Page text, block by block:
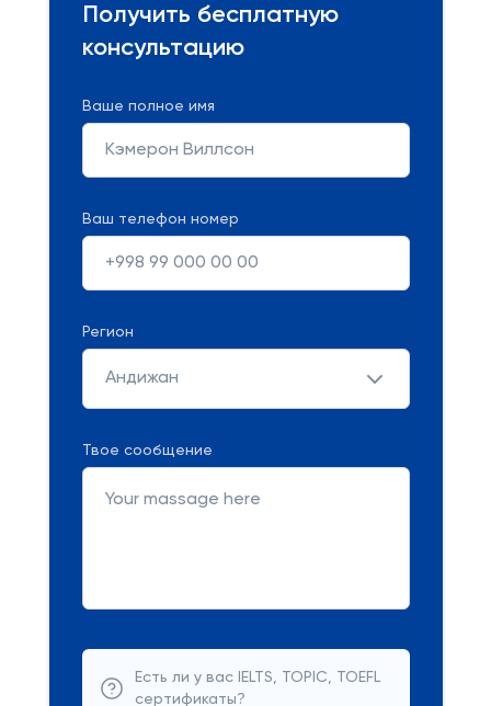
Получить бесплатную
консультацию
Ваше полное имя
Ваш телефон номер
Регион
Андижан
Твое сообщение
Есть ли у вас IELTS, TOPIC, TOEFL
сертификаты?